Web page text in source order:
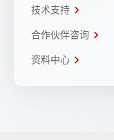
技术支持
合作伙伴咨询
资料中心